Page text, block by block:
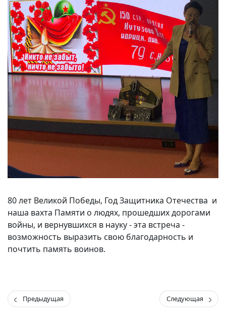
80 лет Великой Победы, Год Защитника Отечества и
наша вахта Памяти о людях, прошедших дорогами
войны, и вернувшихся в науку - эта встреча -
возможность выразить свою благодарность и
почтить память воинов.
Предыдущая Следующая